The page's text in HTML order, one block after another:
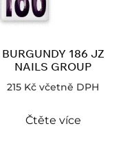
BURGUNDY 186 JZ
NAILS GROUP
215 Kč včetně DPH
Čtěte více